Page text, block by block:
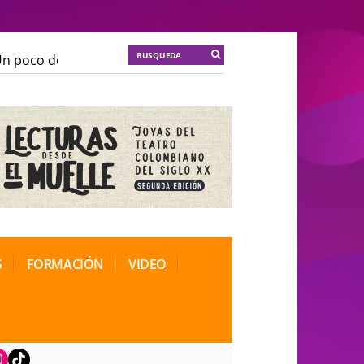
poco de locura para la cordura
de Teatro Rosa
FORMACIÓN VIDEO
TikTok